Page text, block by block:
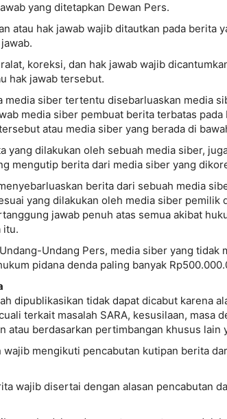
yang ditetapkan Dewan Pers.
atau hak jawab wajib ditautkan pada berita
koreksi, dan hak jawab wajib
hak jawab tersebut.
media siber tertentu disebarluaskan media
media siber pembuat berita terbatas
atau media siber yang berada di
yang dilakukan oleh sebuah media siber,
mengutip berita dari media siber yang
berita dari sebuah media
yang dilakukan oleh media siber pemilik
jawab penuh atas semua akibat
itu.
Undang Pers, media siber yang tidak
pidana denda paling banyak
dipublikasikan tidak dapat dicabut karena
terkait masalah SARA, kesusilaan, masa
atau berdasarkan pertimbangan khusus lain
wajib mengikuti pencabutan kutipan berita
wajib disertai dengan alasan pencabutan